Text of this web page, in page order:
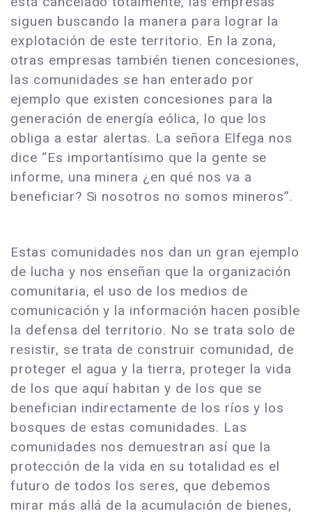
siguen buscando la manera para lograr la
explotación de este territorio. En la zona,
otras empresas también tienen concesiones,
las comunidades se han enterado por
ejemplo que existen concesiones para la
generación de energía eólica, lo que los
obliga a estar alertas. La señora Elfega nos
dice “Es importantísimo que la gente se
informe, una minera ¿en qué nos va a
beneficiar? Si nosotros no somos mineros”.
Estas comunidades nos dan un gran ejemplo
de lucha y nos enseñan que la organización
comunitaria, el uso de los medios de
comunicación y la información hacen posible
la defensa del territorio. No se trata solo de
resistir, se trata de construir comunidad, de
proteger el agua y la tierra, proteger la vida
de los que aquí habitan y de los que se
benefician indirectamente de los ríos y los
bosques de estas comunidades. Las
comunidades nos demuestran así que la
protección de la vida en su totalidad es el
futuro de todos los seres, que debemos
mirar más allá de la acumulación de bienes,